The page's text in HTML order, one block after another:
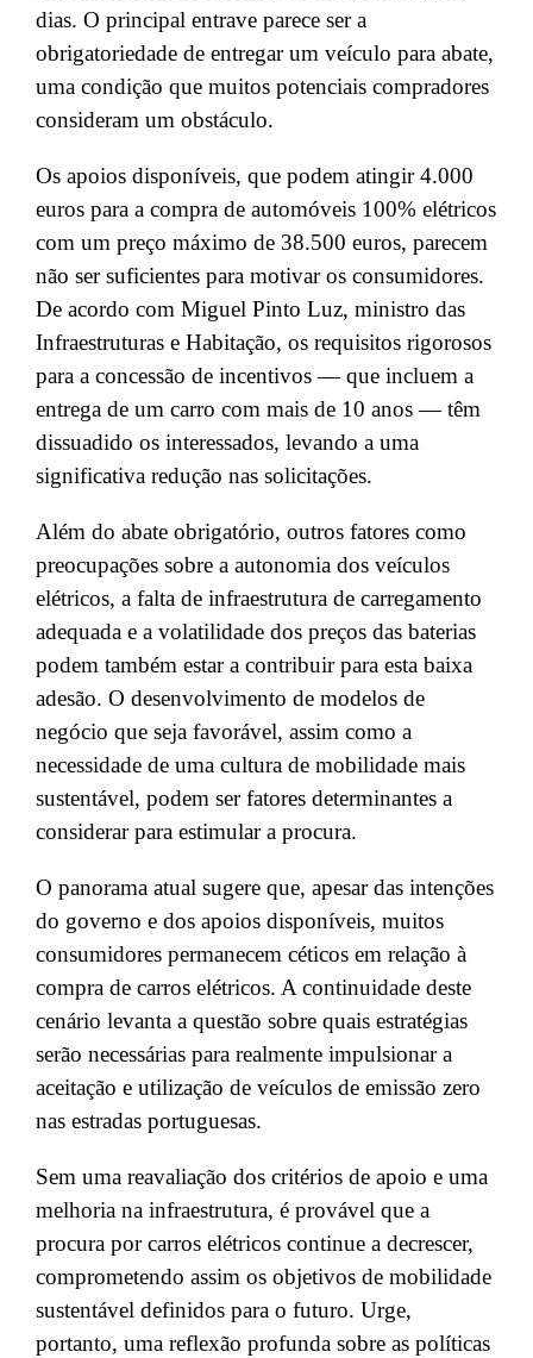
dias. O principal entrave parece ser a
obrigatoriedade de entregar um veículo para abate,
uma condição que muitos potenciais compradores
consideram um obstáculo.
Os apoios disponíveis, que podem atingir 4.000
euros para a compra de automóveis 100% elétricos
com um preço máximo de 38.500 euros, parecem
não ser suficientes para motivar os consumidores.
De acordo com Miguel Pinto Luz, ministro das
Infraestruturas e Habitação, os requisitos rigorosos
para a concessão de incentivos — que incluem a
entrega de um carro com mais de 10 anos — têm
dissuadido os interessados, levando a uma
significativa redução nas solicitações.
Além do abate obrigatório, outros fatores como
preocupações sobre a autonomia dos veículos
elétricos, a falta de infraestrutura de carregamento
adequada e a volatilidade dos preços das baterias
podem também estar a contribuir para esta baixa
adesão. O desenvolvimento de modelos de
negócio que seja favorável, assim como a
necessidade de uma cultura de mobilidade mais
sustentável, podem ser fatores determinantes a
considerar para estimular a procura.
O panorama atual sugere que, apesar das intenções
do governo e dos apoios disponíveis, muitos
consumidores permanecem céticos em relação à
compra de carros elétricos. A continuidade deste
cenário levanta a questão sobre quais estratégias
serão necessárias para realmente impulsionar a
aceitação e utilização de veículos de emissão zero
nas estradas portuguesas.
Sem uma reavaliação dos critérios de apoio e uma
melhoria na infraestrutura, é provável que a
procura por carros elétricos continue a decrescer,
comprometendo assim os objetivos de mobilidade
sustentável definidos para o futuro. Urge,
portanto, uma reflexão profunda sobre as políticas